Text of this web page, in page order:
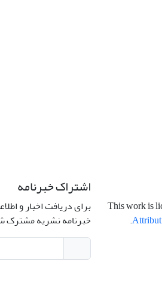
This work is
.
اشتراک خبرنامه
برای دریافت اخبار و
خبرنامه نشریه مشترک